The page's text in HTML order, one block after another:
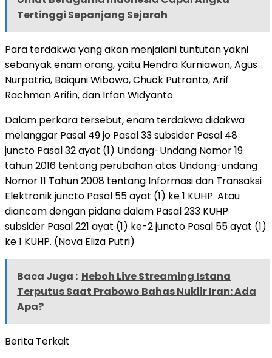
Tertinggi Sepanjang Sejarah
Para terdakwa yang akan menjalani tuntutan yakni
sebanyak enam orang, yaitu Hendra Kurniawan, Agus
Nurpatria, Baiquni Wibowo, Chuck Putranto, Arif
Rachman Arifin, dan Irfan Widyanto.
Dalam perkara tersebut, enam terdakwa didakwa
melanggar Pasal 49 jo Pasal 33 subsider Pasal 48
juncto Pasal 32 ayat (1) Undang-Undang Nomor 19
tahun 2016 tentang perubahan atas Undang-undang
Nomor 11 Tahun 2008 tentang Informasi dan Transaksi
Elektronik juncto Pasal 55 ayat (1) ke 1 KUHP. Atau
diancam dengan pidana dalam Pasal 233 KUHP
subsider Pasal 221 ayat (1) ke-2 juncto Pasal 55 ayat (1)
ke 1 KUHP. (Nova Eliza Putri)
Baca Juga : Heboh Live Streaming Istana
Terputus Saat Prabowo Bahas Nuklir Iran: Ada
Apa?
Berita Terkait